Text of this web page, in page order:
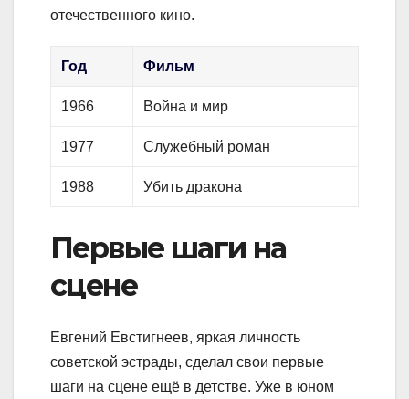
отечественного кино.
Год Фильм
1966 Война и мир
1977 Служебный роман
1988 Убить дракона
Первые шаги на
сцене
Евгений Евстигнеев, яркая личность
советской эстрады, сделал свои первые
шаги на сцене ещё в детстве. Уже в юном